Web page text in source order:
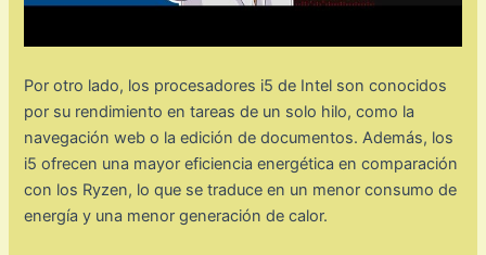
Por otro lado, los procesadores i5 de Intel son conocidos
por su rendimiento en tareas de un solo hilo, como la
navegación web o la edición de documentos. Además, los
i5 ofrecen una mayor eficiencia energética en comparación
con los Ryzen, lo que se traduce en un menor consumo de
energía y una menor generación de calor.